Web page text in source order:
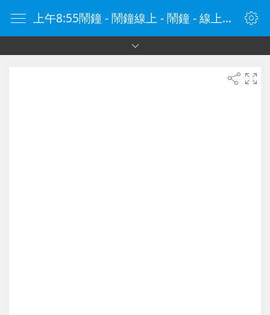
上午8:55鬧鐘 - 鬧鐘線上 - 鬧鐘 - 線上鬧鐘 - 在線鬧鐘 - 鬧鐘在線 - naozhong.tw